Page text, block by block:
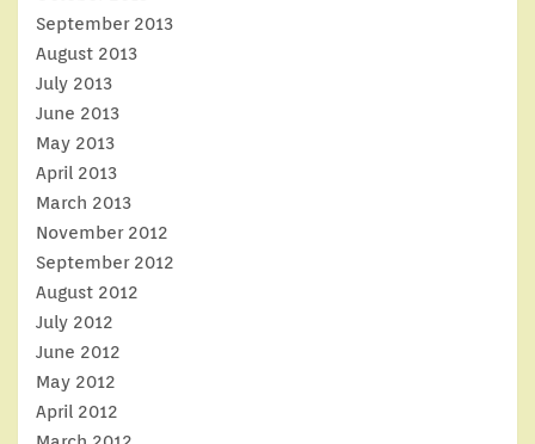
September 2013
August 2013
July 2013
June 2013
May 2013
April 2013
March 2013
November 2012
September 2012
August 2012
July 2012
June 2012
May 2012
April 2012